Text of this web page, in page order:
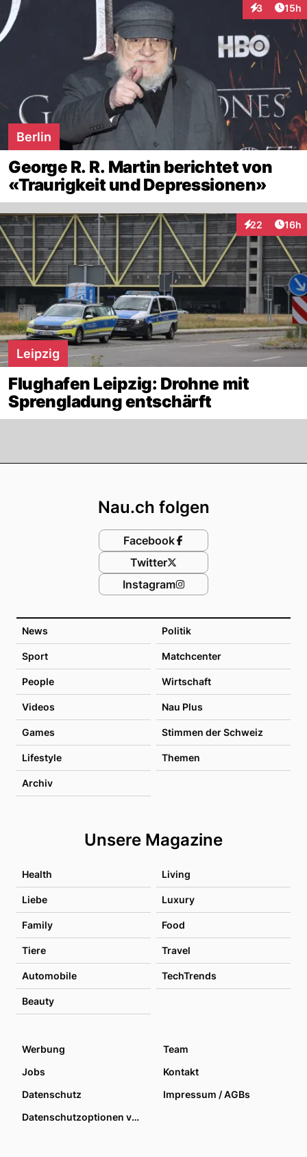
3
Interaktionen
15h
Berlin
George R. R. Martin berichtet von
«Traurigkeit und Depressionen»
22
Interaktionen
16h
Leipzig
Flughafen Leipzig: Drohne mit
Sprengladung entschärft
News Politik
Sport Matchcenter
People Wirtschaft
Videos Nau Plus
Games Stimmen der Schweiz
Lifestyle Themen
Archiv
Unsere Magazine
Health Living
Liebe Luxury
Family Food
Tiere Travel
Automobile TechTrends
Beauty
Nau.ch folgen
Facebook
Twitter
Instagram
Werbung
Team
Jobs
Kontakt
Datenschutz
Impressum / AGBs
Datenschutzoptionen verwalten